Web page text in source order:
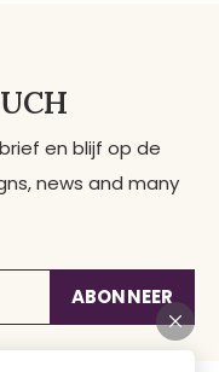
en blijf op de
news and many
ABONNEER